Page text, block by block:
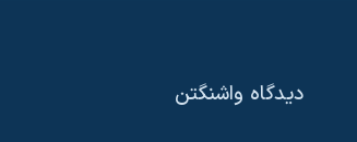
دیدگاه‌ واشنگتن